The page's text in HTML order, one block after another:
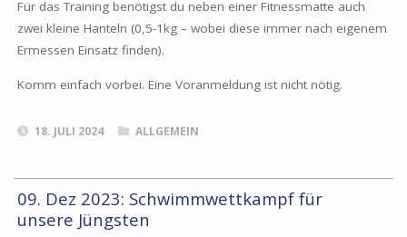
Für das Training benötigst du neben einer Fitnessmatte auch
zwei kleine Hanteln (0,5-1kg – wobei diese immer nach eigenem
Ermessen Einsatz finden).
Komm einfach vorbei. Eine Voranmeldung ist nicht nötig.
18. JULI 2024 ALLGEMEIN
09. Dez 2023: Schwimmwettkampf für
unsere Jüngsten